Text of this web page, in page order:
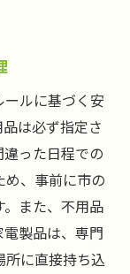
ルに基づく安
は必ず指定さ
った日程での
、事前に市の
また、不用品
製品は、専門
に直接持ち込